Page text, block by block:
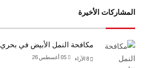
المشاركات الأخيرة
مكافحة النمل الأبيض في بحري
05 أغسطس 26 الآراء